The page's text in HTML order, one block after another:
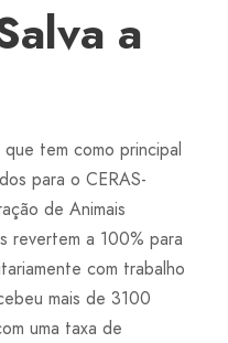
a
tem como principal
para o CERAS-
de Animais
revertem a 100% para
com trabalho
mais de 3100
uma taxa de